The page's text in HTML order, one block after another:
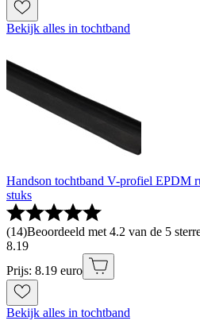
Bekijk alles in tochtband
Handson tochtband V-profiel EPDM
stuks
(14)Beoordeeld met 4.2 van de 5
8.19
Prijs: 8.19 euro
Bekijk alles in tochtband